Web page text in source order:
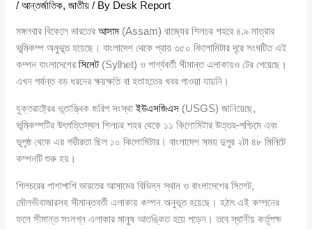
/আন্তর্জাতিক,জাতীয় / By Desk Report
মঙ্গলবার বিকেলে ভারতেরআসাম (Assam) রাজ্যের শিলচর শহরে ৪.৯ মাত্রার
ভূমিকম্প অনুভূত হয়েছে। বাংলাদেশ থেকে প্রায় ৩৫০ কিলোমিটার দূরে সংঘটিত এই
কম্পন বাংলাদেশেরসিলেট (Sylhet) ও পার্শ্ববর্তী সীমান্ত এলাকায়ও টের পেয়েছে।
এখন পর্যন্ত বড় ধরনের ক্ষয়ক্ষতি বা হতাহতের খবর পাওয়া যায়নি।
যুক্তরাষ্ট্রের ভূতাত্ত্বিক জরিপ সংস্থাইউএসজিএস (USGS) জানিয়েছে,
ভূমিকম্পটির উৎপত্তিস্থল শিলচর শহর থেকে ১১ কিলোমিটার উত্তর-পশ্চিমে এবং
ভূপৃষ্ঠ থেকে এর গভীরতা ছিল ১০ কিলোমিটার। বাংলাদেশ সময় দুপুর ২টা ৪৮ মিনিটে
কম্পনটি শুরু হয়।
শিলচরের পাশাপাশি ভারতের আসামের বিভিন্ন স্থান ও বাংলাদেশের সিলেট,
মৌলভীবাজারসহ সীমান্তবর্তী এলাকায় কম্পন অনুভূত হয়েছে। হঠাৎ এই কম্পনের
ফলে সীমান্ত সংলগ্ন এলাকার মানুষ আতঙ্কিত হয়ে পড়েন। তবে স্থানীয় কর্তৃপক্ষ